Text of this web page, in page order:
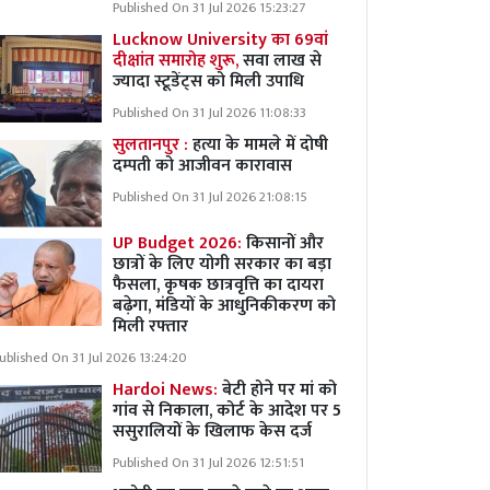
Published On 31 Jul 2026 15:23:27
Lucknow University का 69वां
दीक्षांत समारोह शुरू,सवा लाख से
ज्यादा स्टूडेंट्स को मिली उपाधि
Published On 31 Jul 2026 11:08:33
सुलतानपुर :हत्या के मामले में दोषी
दम्पती को आजीवन कारावास
Published On 31 Jul 2026 21:08:15
UP Budget 2026:किसानों और
छात्रों के लिए योगी सरकार का बड़ा
फैसला, कृषक छात्रवृत्ति का दायरा
बढ़ेगा, मंडियों के आधुनिकीकरण को
मिली रफ्तार
On 31 Jul 2026 13:24:20
Hardoi News:बेटी होने पर मां को
गांव से निकाला, कोर्ट के आदेश पर 5
ससुरालियों के खिलाफ केस दर्ज
Published On 31 Jul 2026 12:51:51